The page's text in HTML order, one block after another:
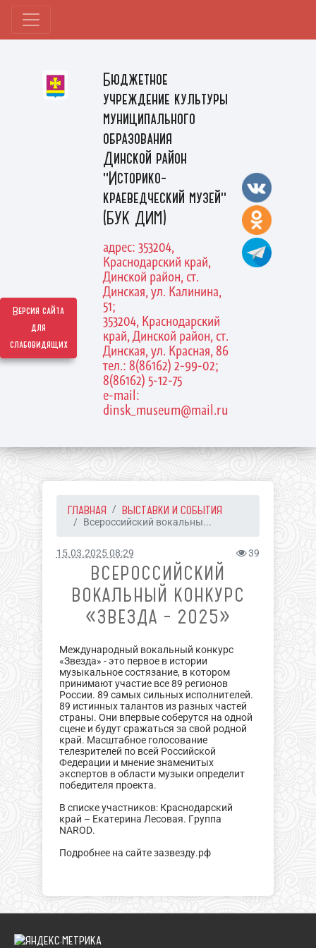
Версия сайта
для
слабовидящих
Бюджетное
учреждение культуры
муниципального
образования
Динской район
"Историко-
краеведческий музей"
(БУК ДИМ)
адрес: 353204,
Краснодарский край,
Динской район, ст.
Динская, ул. Калинина,
51;
353204, Краснодарский
край, Динской район, ст.
Динская, ул. Красная, 86
тел.: 8(86162) 2-99-02;
8(86162) 5-12-75
e-mail:
dinsk_museum@mail.ru
ГЛАВНАЯ ВЫСТАВКИ И СОБЫТИЯ
Всероссийский вокальны...
15.03.2025 08:29 39
ВСЕРОССИЙСКИЙ
ВОКАЛЬНЫЙ КОНКУРС
«ЗВЕЗДА – 2025»
Международный вокальный конкурс
«Звезда» - это первое в истории
музыкальное состязание, в котором
принимают участие все 89 регионов
России. 89 самых сильных исполнителей.
89 истинных талантов из разных частей
страны. Они впервые соберутся на одной
сцене и будут сражаться за свой родной
край. Масштабное голосование
телезрителей по всей Российской
Федерации и мнение знаменитых
экспертов в области музыки определит
победителя проекта.
В списке участников: Краснодарский
край – Екатерина Лесовая. Группа
NAROD.
Подробнее на сайте зазвезду.рф